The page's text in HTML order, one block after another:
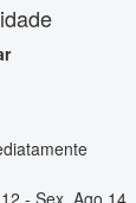
- Sex, Ago 14